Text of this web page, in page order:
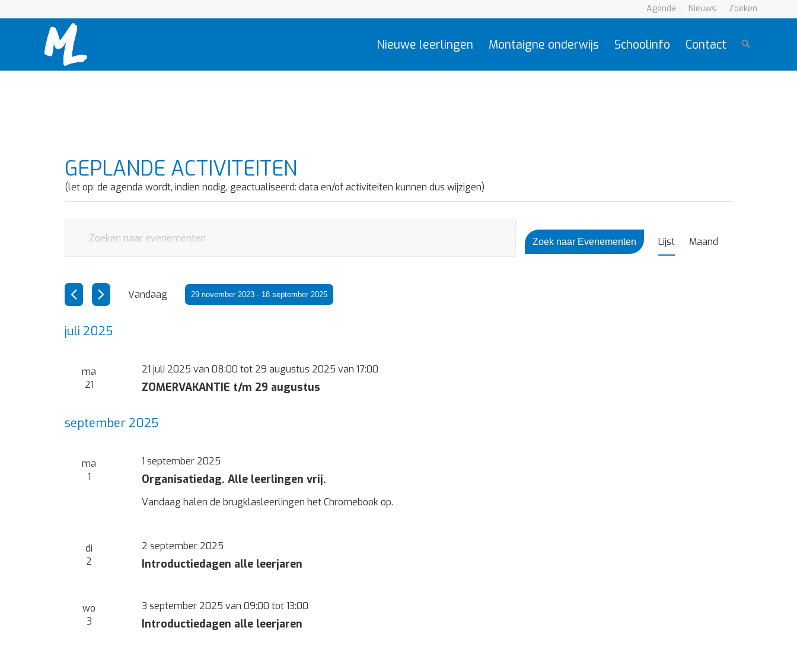
Agenda Nieuws Zoeken
Nieuwe leerlingen Montaigne onderwijs Schoolinfo Contact
GEPLANDE ACTIVITEITEN
(let op: de agenda wordt, indien nodig, geactualiseerd: data en/of activiteiten kunnen dus wijzigen)
Zoeken
weergeven
navigatie
in.
Zoek
Evenementen
met
Zoek naar Evenementen
weergaven
Lijst Maand
Vandaag 29 november 2023 - 18 september 2025
juli 2025
ma
21
21 juli 2025 van 08:00 tot 29 augustus 2025 van 17:00
ZOMERVAKANTIE t/m 29 augustus
september 2025
ma
1
1 september 2025
Organisatiedag. Alle leerlingen vrij.
Vandaag halen de brugklasleerlingen het Chromebook op.
di
2
2 september 2025
Introductiedagen alle leerjaren
wo
3
3 september 2025 van 09:00 tot13:00
Introductiedagen alle leerjaren